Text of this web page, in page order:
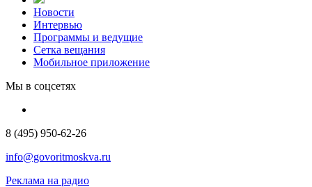
Новости
Интервью
Программы и ведущие
Сетка вещания
Мобильное приложение
Мы в соцсетях
8 (495) 950-62-26
info@govoritmoskva.ru
Реклама на радио